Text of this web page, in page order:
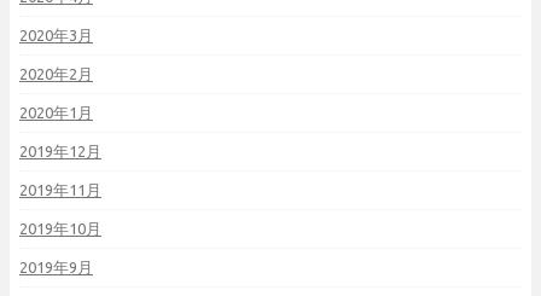
2020年3月
2020年2月
2020年1月
2019年12月
2019年11月
2019年10月
2019年9月